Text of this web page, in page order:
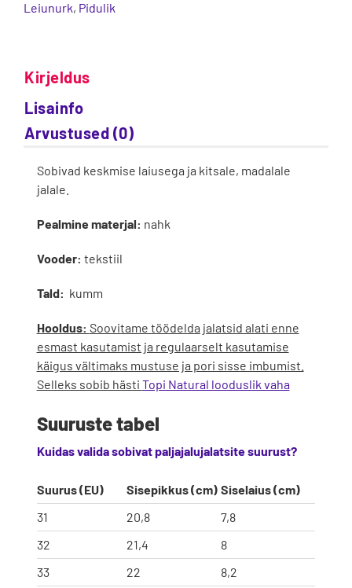
Leiunurk, Pidulik
Kirjeldus
Lisainfo
Arvustused (0)
Sobivad keskmise laiusega ja kitsale, madalale
jalale.
Pealmine materjal: nahk
Vooder: tekstiil
Tald: kumm
Hooldus: Soovitame töödelda jalatsid alati enne
esmast kasutamist ja regulaarselt kasutamise
käigus vältimaks mustuse ja pori sisse imbumist.
Selleks sobib hästi Topi Natural looduslik vaha
Suuruste tabel
Kuidas valida sobivat paljajalujalatsite suurust?
Suurus (EU) Sisepikkus (cm) Siselaius (cm)
31
20,8
7,8
32
21,4
8
33
22
8,2